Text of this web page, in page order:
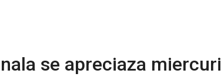
se apreciaza miercuri